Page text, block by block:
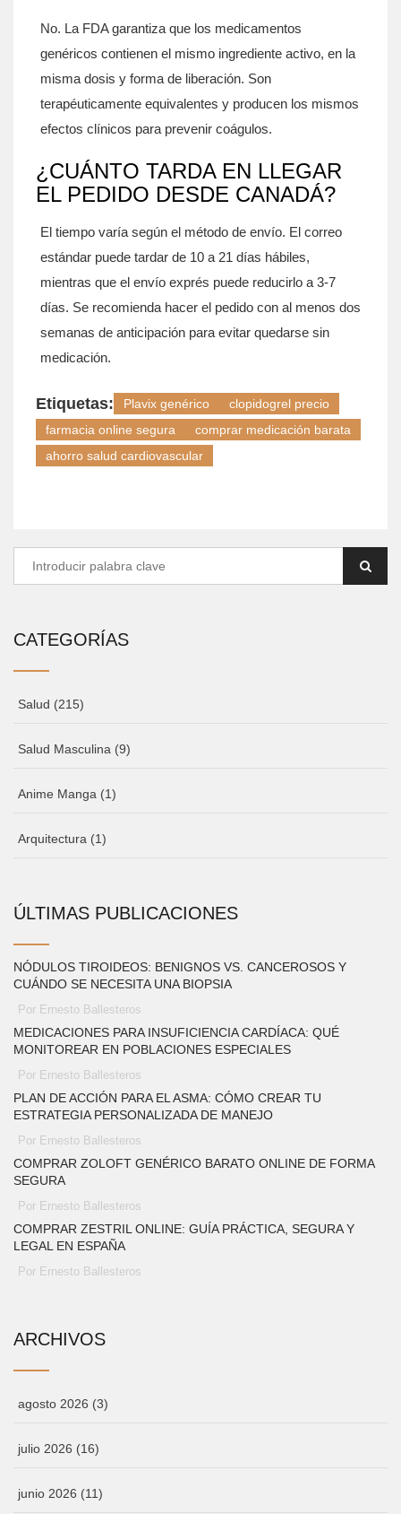
No. La FDA garantiza que los medicamentos
genéricos contienen el mismo ingrediente activo, en la
misma dosis y forma de liberación. Son
terapéuticamente equivalentes y producen los mismos
efectos clínicos para prevenir coágulos.
¿CUÁNTO TARDA EN LLEGAR
EL PEDIDO DESDE CANADÁ?
El tiempo varía según el método de envío. El correo
estándar puede tardar de 10 a 21 días hábiles,
mientras que el envío exprés puede reducirlo a 3-7
días. Se recomienda hacer el pedido con al menos dos
semanas de anticipación para evitar quedarse sin
medicación.
Etiquetas: Plavix genérico
clopidogrel precio
farmacia online segura
comprar medicación barata
ahorro salud cardiovascular
CATEGORÍAS
Salud (215)
Salud Masculina (9)
Anime Manga (1)
Arquitectura (1)
ÚLTIMAS PUBLICACIONES
NÓDULOS TIROIDEOS: BENIGNOS VS. CANCEROSOS Y
CUÁNDO SE NECESITA UNA BIOPSIA
Por Ernesto Ballesteros
MEDICACIONES PARA INSUFICIENCIA CARDÍACA: QUÉ
MONITOREAR EN POBLACIONES ESPECIALES
Por Ernesto Ballesteros
PLAN DE ACCIÓN PARA EL ASMA: CÓMO CREAR TU
ESTRATEGIA PERSONALIZADA DE MANEJO
Por Ernesto Ballesteros
COMPRAR ZOLOFT GENÉRICO BARATO ONLINE DE FORMA
SEGURA
Por Ernesto Ballesteros
COMPRAR ZESTRIL ONLINE: GUÍA PRÁCTICA, SEGURA Y
LEGAL EN ESPAÑA
Por Ernesto Ballesteros
ARCHIVOS
agosto 2026 (3)
julio 2026 (16)
junio 2026 (11)